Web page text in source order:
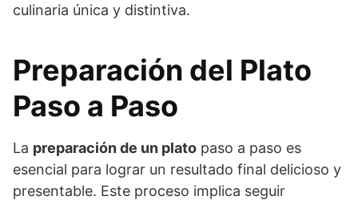
culinaria única y distintiva.
Preparación del Plato
Paso a Paso
La preparación de un plato paso a paso es
esencial para lograr un resultado final delicioso y
presentable. Este proceso implica seguir